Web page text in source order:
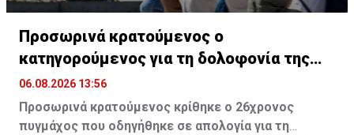
Προσωρινά κρατούμενος ο
κατηγορούμενος για τη δολοφονία της
Βρετανίδας
06.08.2026 13:56
Προσωρινά κρατούμενος κρίθηκε ο 26χρονος
πυγμάχος που οδηγήθηκε σε απολογία για τη